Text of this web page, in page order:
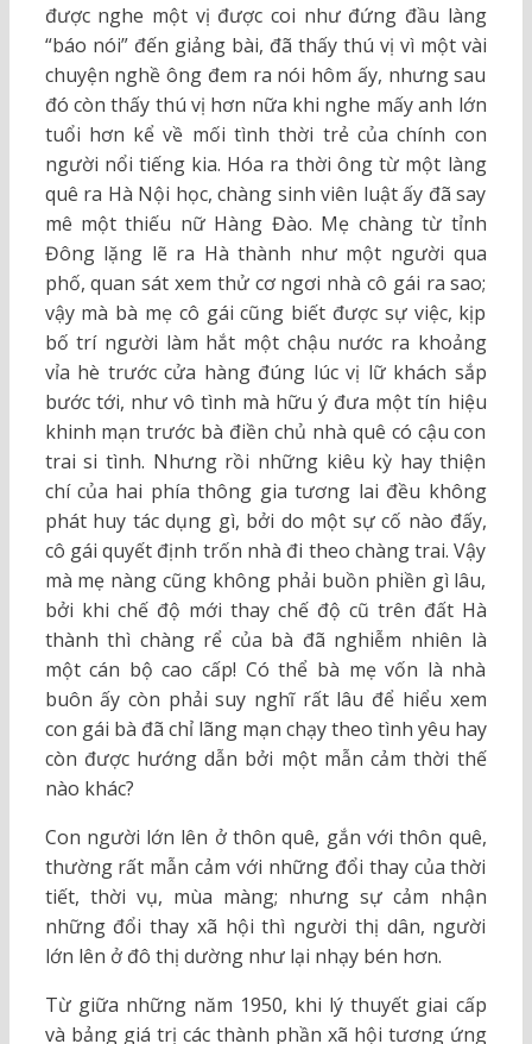
được nghe một vị được coi như đứng đầu làng
“báo nói” đến giảng bài, đã thấy thú vị vì một vài
chuyện nghề ông đem ra nói hôm ấy, nhưng sau
đó còn thấy thú vị hơn nữa khi nghe mấy anh lớn
tuổi hơn kể về mối tình thời trẻ của chính con
người nổi tiếng kia. Hóa ra thời ông từ một làng
quê ra Hà Nội học, chàng sinh viên luật ấy đã say
mê một thiếu nữ Hàng Đào. Mẹ chàng từ tỉnh
Đông lặng lẽ ra Hà thành như một người qua
phố, quan sát xem thử cơ ngơi nhà cô gái ra sao;
vậy mà bà mẹ cô gái cũng biết được sự việc, kịp
bố trí người làm hắt một chậu nước ra khoảng
vỉa hè trước cửa hàng đúng lúc vị lữ khách sắp
bước tới, như vô tình mà hữu ý đưa một tín hiệu
khinh mạn trước bà điền chủ nhà quê có cậu con
trai si tình. Nhưng rồi những kiêu kỳ hay thiện
chí của hai phía thông gia tương lai đều không
phát huy tác dụng gì, bởi do một sự cố nào đấy,
cô gái quyết định trốn nhà đi theo chàng trai. Vậy
mà mẹ nàng cũng không phải buồn phiền gì lâu,
bởi khi chế độ mới thay chế độ cũ trên đất Hà
thành thì chàng rể của bà đã nghiễm nhiên là
một cán bộ cao cấp! Có thể bà mẹ vốn là nhà
buôn ấy còn phải suy nghĩ rất lâu để hiểu xem
con gái bà đã chỉ lãng mạn chạy theo tình yêu hay
còn được hướng dẫn bởi một mẫn cảm thời thế
nào khác?
Con người lớn lên ở thôn quê, gắn với thôn quê,
thường rất mẫn cảm với những đổi thay của thời
tiết, thời vụ, mùa màng; nhưng sự cảm nhận
những đổi thay xã hội thì người thị dân, người
lớn lên ở đô thị dường như lại nhạy bén hơn.
Từ giữa những năm 1950, khi lý thuyết giai cấp
và bảng giá trị các thành phần xã hội tương ứng